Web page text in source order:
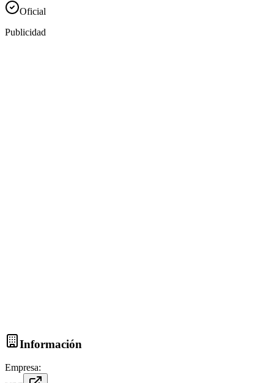
Oficial
Publicidad
Información
Empresa: